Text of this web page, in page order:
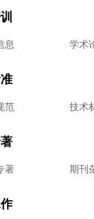
息 学术
范 技术
著 期刊